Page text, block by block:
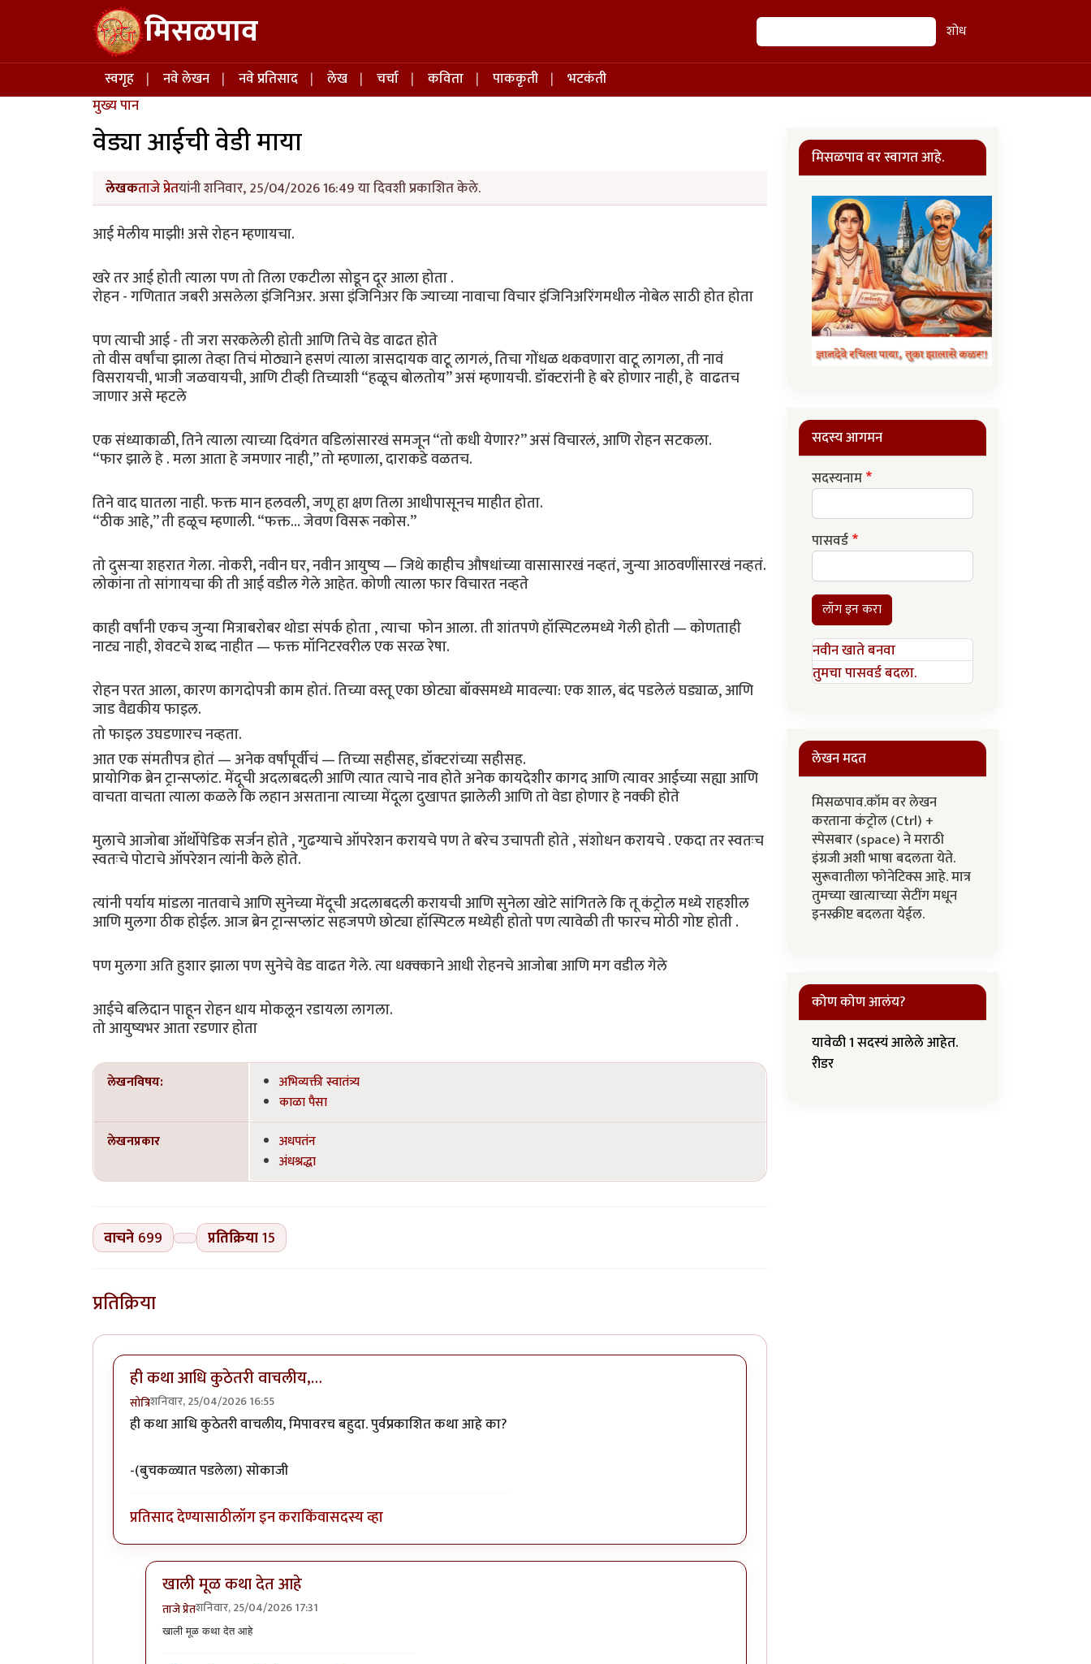
Skip to main content मिसळपाव शोध शोध
Main navigation
स्वगृह नवे लेखन नवे प्रतिसाद लेख चर्चा कविता पाककृती
भटकंती
मुख्य पान
वेड्या आईची वेडी माया
लेखकताजे प्रेतयांनी शनिवार, 25/04/2026 16:49 या दिवशी प्रकाशित केले.
आई मेलीय माझी! असे रोहन म्हणायचा.
खरे तर आई होती त्याला पण तो तिला एकटीला सोडून दूर आला होता .
रोहन - गणितात जबरी असलेला इंजिनिअर. असा इंजिनिअर कि ज्याच्या नावाचा विचार इंजिनिअरिंगमधील नोबेल साठी होत होता
पण त्याची आई - ती जरा सरकलेली होती आणि तिचे वेड वाढत होते
तो वीस वर्षांचा झाला तेव्हा तिचं मोठ्याने हसणं त्याला त्रासदायक वाटू लागलं, तिचा गोंधळ थकवणारा वाटू लागला, ती नावं
विसरायची, भाजी जळवायची, आणि टीव्ही तिच्याशी “हळूच बोलतोय” असं म्हणायची. डॉक्टरांनी हे बरे होणार नाही, हे वाढतच
जाणार असे म्हटले
एक संध्याकाळी, तिने त्याला त्याच्या दिवंगत वडिलांसारखं समजून “तो कधी येणार?” असं विचारलं, आणि रोहन सटकला.
“फार झाले हे . मला आता हे जमणार नाही,” तो म्हणाला, दाराकडे वळतच.
तिने वाद घातला नाही. फक्त मान हलवली, जणू हा क्षण तिला आधीपासूनच माहीत होता.
“ठीक आहे,” ती हळूच म्हणाली. “फक्त… जेवण विसरू नकोस.”
तो दुसऱ्या शहरात गेला. नोकरी, नवीन घर, नवीन आयुष्य — जिथे काहीच औषधांच्या वासासारखं नव्हतं, जुन्या आठवणींसारखं नव्हतं.
लोकांना तो सांगायचा की ती आई वडील गेले आहेत. कोणी त्याला फार विचारत नव्हते
काही वर्षांनी एकच जुन्या मित्राबरोबर थोडा संपर्क होता , त्याचा फोन आला. ती शांतपणे हॉस्पिटलमध्ये गेली होती — कोणताही
नाट्य नाही, शेवटचे शब्द नाहीत — फक्त मॉनिटरवरील एक सरळ रेषा.
रोहन परत आला, कारण कागदोपत्री काम होतं. तिच्या वस्तू एका छोट्या बॉक्समध्ये मावल्या: एक शाल, बंद पडलेलं घड्याळ, आणि
जाड वैद्यकीय फाइल.
तो फाइल उघडणारच नव्हता.
आत एक संमतीपत्र होतं — अनेक वर्षांपूर्वीचं — तिच्या सहीसह, डॉक्टरांच्या सहीसह.
प्रायोगिक ब्रेन ट्रान्सप्लांट. मेंदूची अदलाबदली आणि त्यात त्याचे नाव होते अनेक कायदेशीर कागद आणि त्यावर आईच्या सह्या आणि
वाचता वाचता त्याला कळले कि लहान असताना त्याच्या मेंदूला दुखापत झालेली आणि तो वेडा होणार हे नक्की होते
मुलाचे आजोबा ऑर्थोपेडिक सर्जन होते , गुढग्याचे ऑपरेशन करायचे पण ते बरेच उचापती होते , संशोधन करायचे . एकदा तर स्वतःच
स्वतःचे पोटाचे ऑपरेशन त्यांनी केले होते.
त्यांनी पर्याय मांडला नातवाचे आणि सुनेच्या मेंदूची अदलाबदली करायची आणि सुनेला खोटे सांगितले कि तू कंट्रोल मध्ये राहशील
आणि मुलगा ठीक होईल. आज ब्रेन ट्रान्सप्लांट सहजपणे छोट्या हॉस्पिटल मध्येही होतो पण त्यावेळी ती फारच मोठी गोष्ट होती .
पण मुलगा अति हुशार झाला पण सुनेचे वेड वाढत गेले. त्या धक्क्काने आधी रोहनचे आजोबा आणि मग वडील गेले
आईचे बलिदान पाहून रोहन धाय मोकलून रडायला लागला.
तो आयुष्यभर आता रडणार होता
लेखनविषय:
अभिव्यक्ती स्वातंत्र्य
काळा पैसा
लेखनप्रकार
अधपतंन
अंधश्रद्धा
वाचने 699 प्रतिक्रिया15
प्रतिक्रिया
ही कथा आधि कुठेतरी वाचलीय,…
सोत्रिशनिवार, 25/04/2026 16:55
ही कथा आधि कुठेतरी वाचलीय, मिपावरच बहुदा. पुर्वप्रकाशित कथा आहे का?
-(बुचकळ्यात पडलेला) सोकाजी
प्रतिसाद देण्यासाठीलॉग इन कराकिंवासदस्य व्हा
खाली मूळ कथा देत आहे
ताजे प्रेतशनिवार, 25/04/2026 17:31
In reply toही कथा आधि कुठेतरी वाचलीय,…
खाली मूळ कथा देत आहे
मिसळपाव वर स्वागत आहे.
सदस्य आगमन
सदस्यनाम
पासवर्ड
लॉग इन करा
नवीन खाते बनवा
तुमचा पासवर्ड बदला.
लेखन मदत
मिसळपाव.कॉम वर लेखन
करताना कंट्रोल (Ctrl) +
स्पेसबार (space) ने मराठी
इंग्रजी अशी भाषा बदलता येते.
सुरूवातीला फोनेटिक्स आहे. मात्र
तुमच्या खात्याच्या सेटींग मधून
इनस्क्रीप्ट बदलता येईल.
कोण कोण आलंय?
यावेळी 1 सदस्यं आलेले आहेत.
रीडर